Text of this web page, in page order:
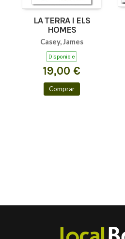
LA TERRA I ELS
HOMES
Casey, James
Disponible
19,00 €
Comprar